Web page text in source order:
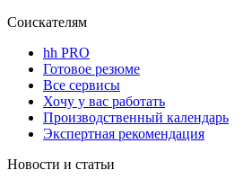
Соискателям
hh PRO
Готовое резюме
Все сервисы
Хочу у вас работать
Производственный календарь
Экспертная рекомендация
Новости и статьи